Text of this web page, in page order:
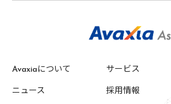
Avaxiaについて サービス
ニュース 採用情報